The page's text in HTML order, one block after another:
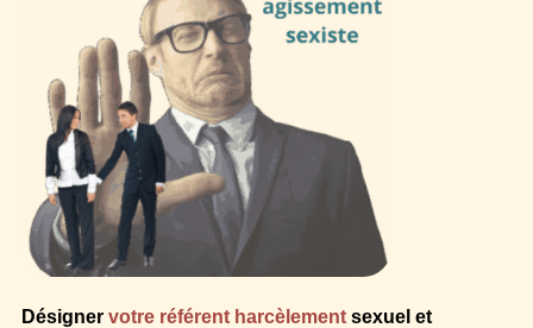
Désignervotre référent harcèlement sexuel et